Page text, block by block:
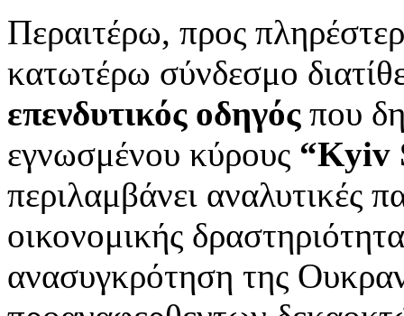
Περαιτέρω, προς
κατωτέρω σύνδεσμο
επενδυτικός οδηγόςπου
εγνωσμένου κύρους “Kyiv
περιλαμβάνει αναλυτικές
οικονομικής
ανασυγκρότηση της